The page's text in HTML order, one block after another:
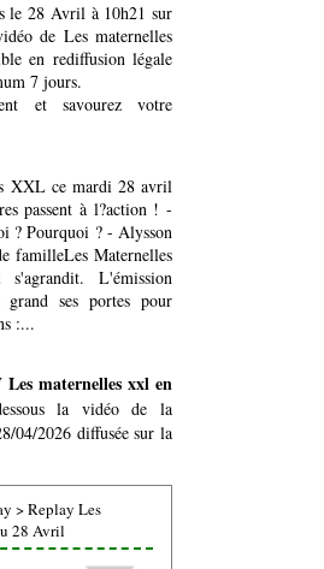
le 28 Avril à 10h21 sur
de Les maternelles
en rediffusion légale
7 jours.
et savourez votre
XXL ce mardi 28 avril
passent à l?action ! -
? Pourquoi ? - Alysson
familleLes Maternelles
L'émission
ses portes pour
:...
Les maternelles xxl en
la vidéo de la
04/2026 diffusée sur la
>Replay Les
28 Avril